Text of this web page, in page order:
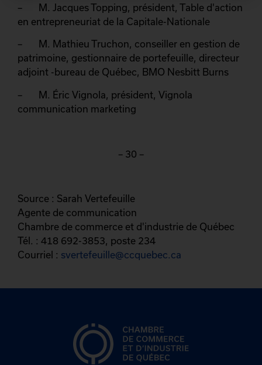
– M. Jacques Topping, président, Table d'action
en entrepreneuriat de la Capitale-Nationale
– M. Mathieu Truchon, conseiller en gestion de
patrimoine, gestionnaire de portefeuille, directeur
adjoint -bureau de Québec, BMO Nesbitt Burns
– M. Éric Vignola, président, Vignola
communication marketing
– 30 –
Source : Sarah Vertefeuille
Agente de communication
Chambre de commerce et d'industrie de Québec
Tél. : 418 692-3853, poste 234
Courriel : svertefeuille@ccquebec.ca